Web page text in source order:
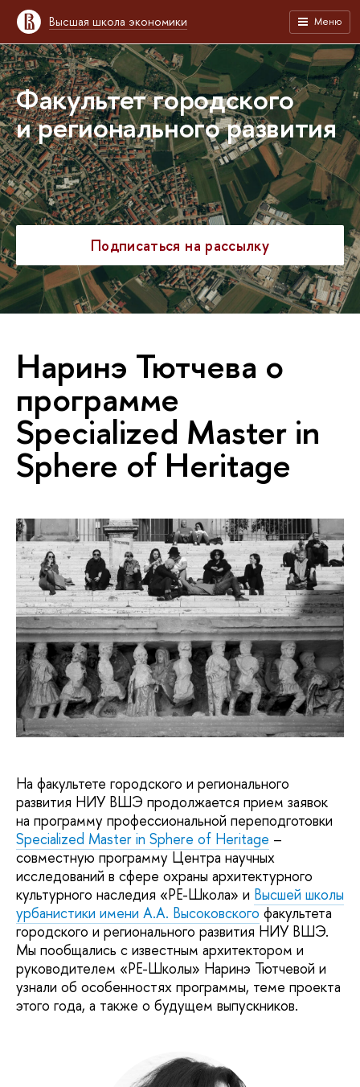
Высшая школа экономики Меню
Факультет городского
и регионального развития
Подписаться на рассылку
Наринэ Тютчева о
программе
Specialized Master in
Sphere of Heritage
На факультете городского и регионального
развития НИУ ВШЭ продолжается прием заявок
на программу профессиональной переподготовки
Specialized Master in Sphere of Heritage –
совместную программу Центра научных
исследований в сфере охраны архитектурного
культурного наследия «РЕ-Школа» и Высшей школы
урбанистики имени А.А. Высоковского факультета
городского и регионального развития НИУ ВШЭ.
Мы пообщались с известным архитектором и
руководителем «РЕ-Школы» Наринэ Тютчевой и
узнали об особенностях программы, теме проекта
этого года, а также о будущем выпускников.